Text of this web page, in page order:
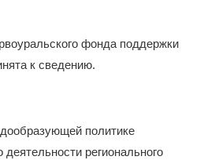
фонда поддержки
к сведению.
политике
регионального